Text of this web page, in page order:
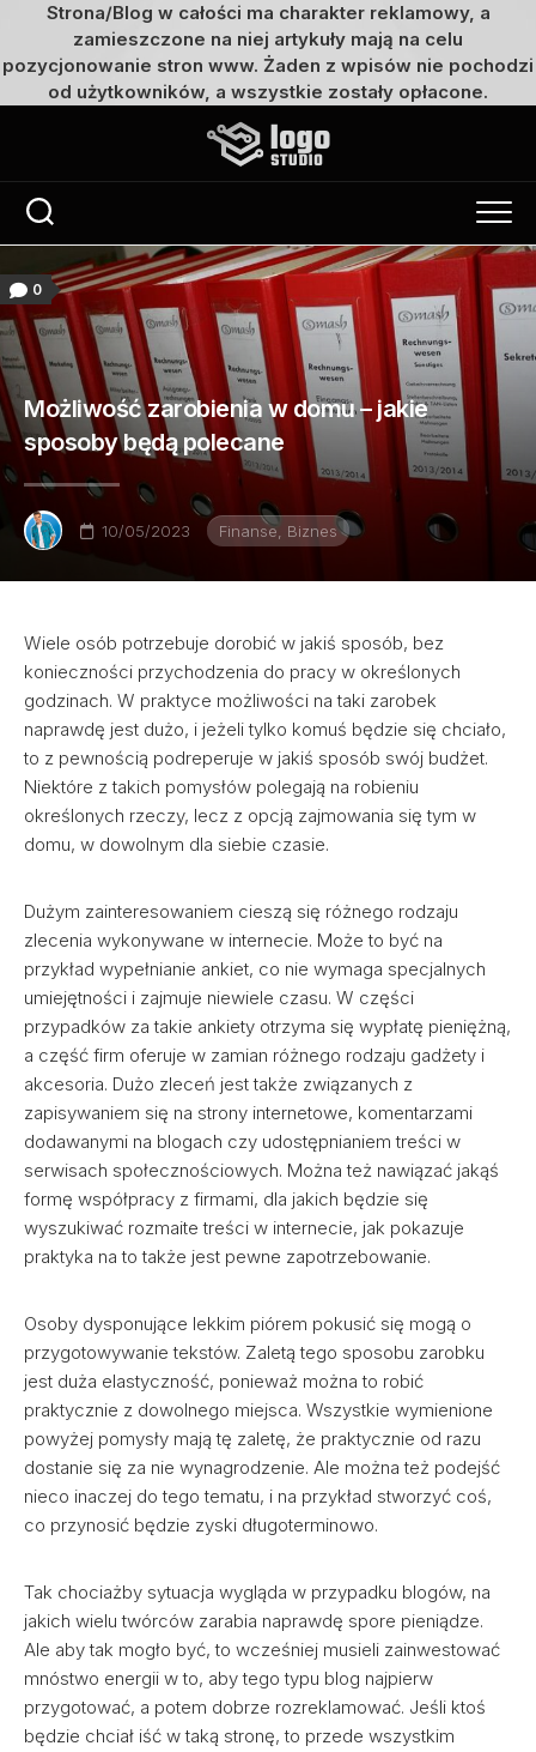
Strona/Blog w całości ma charakter reklamowy, a
zamieszczone na niej artykuły mają na celu
pozycjonowanie stron www. Żaden z wpisów nie pochodzi
od użytkowników, a wszystkie zostały opłacone.
0
Możliwość zarobienia w domu – jakie
sposoby będą polecane
10/05/2023 Finanse, Biznes
Wiele osób potrzebuje dorobić w jakiś sposób, bez
konieczności przychodzenia do pracy w określonych
godzinach. W praktyce możliwości na taki zarobek
naprawdę jest dużo, i jeżeli tylko komuś będzie się chciało,
to z pewnością podreperuje w jakiś sposób swój budżet.
Niektóre z takich pomysłów polegają na robieniu
określonych rzeczy, lecz z opcją zajmowania się tym w
domu, w dowolnym dla siebie czasie.
Dużym zainteresowaniem cieszą się różnego rodzaju
zlecenia wykonywane w internecie. Może to być na
przykład wypełnianie ankiet, co nie wymaga specjalnych
umiejętności i zajmuje niewiele czasu. W części
przypadków za takie ankiety otrzyma się wypłatę pieniężną,
a część firm oferuje w zamian różnego rodzaju gadżety i
akcesoria. Dużo zleceń jest także związanych z
zapisywaniem się na strony internetowe, komentarzami
dodawanymi na blogach czy udostępnianiem treści w
serwisach społecznościowych. Można też nawiązać jakąś
formę współpracy z firmami, dla jakich będzie się
wyszukiwać rozmaite treści w internecie, jak pokazuje
praktyka na to także jest pewne zapotrzebowanie.
Osoby dysponujące lekkim piórem pokusić się mogą o
przygotowywanie tekstów. Zaletą tego sposobu zarobku
jest duża elastyczność, ponieważ można to robić
praktycznie z dowolnego miejsca. Wszystkie wymienione
powyżej pomysły mają tę zaletę, że praktycznie od razu
dostanie się za nie wynagrodzenie. Ale można też podejść
nieco inaczej do tego tematu, i na przykład stworzyć coś,
co przynosić będzie zyski długoterminowo.
Tak chociażby sytuacja wygląda w przypadku blogów, na
jakich wielu twórców zarabia naprawdę spore pieniądze.
Ale aby tak mogło być, to wcześniej musieli zainwestować
mnóstwo energii w to, aby tego typu blog najpierw
przygotować, a potem dobrze rozreklamować. Jeśli ktoś
będzie chciał iść w taką stronę, to przede wszystkim